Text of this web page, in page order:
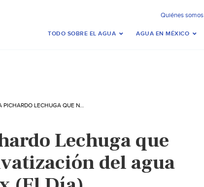
Quiénes somos
TODO SOBRE EL AGUA AGUA EN MÉXICO
ASEGURA PICHARDO LECHUGA QUE NO HABRÁ PRIVATIZACIÓN DEL AGUA EN EL EDOMEX (EL DÍA)
Lechuga que
del agua